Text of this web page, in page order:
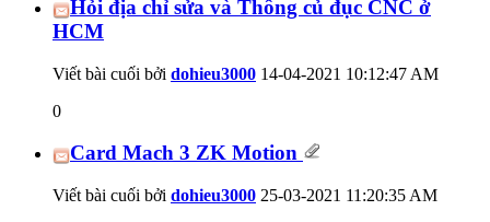
Hỏi địa chỉ sửa và Thông củ đục CNC ở
HCM
Viết bài cuối bởi dohieu3000 14-04-2021 10:12:47 AM
0
Card Mach 3 ZK Motion
Viết bài cuối bởi dohieu3000 25-03-2021 11:20:35 AM